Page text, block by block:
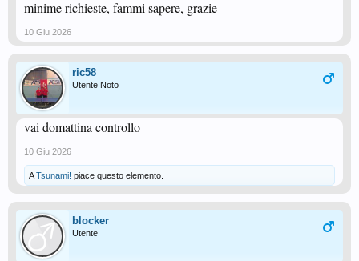
minime richieste, fammi sapere, grazie
10 Giu 2026
ric58
Utente Noto
vai domattina controllo
10 Giu 2026
ATsunami! piace questo elemento.
blocker
Utente